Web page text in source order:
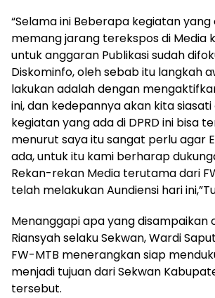
“Selama ini Beberapa kegiatan yang
memang jarang terekspos di Media
untuk anggaran Publikasi sudah
Diskominfo, oleh sebab itu langkah
lakukan adalah dengan
ini, dan kedepannya akan kita
kegiatan yang ada di DPRD ini bisa
menurut saya itu sangat perlu agar
ada, untuk itu kami berharap
Rekan-rekan Media terutama dari
telah melakukan Aundiensi hari
Menanggapi apa yang disampaikan
Riansyah selaku Sekwan, Wardi
FW-MTB menerangkan siap
menjadi tujuan dari Sekwan
tersebut.